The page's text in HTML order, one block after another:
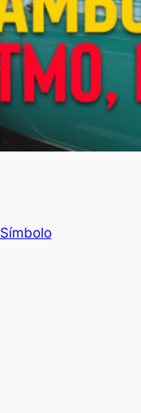
Símbolo